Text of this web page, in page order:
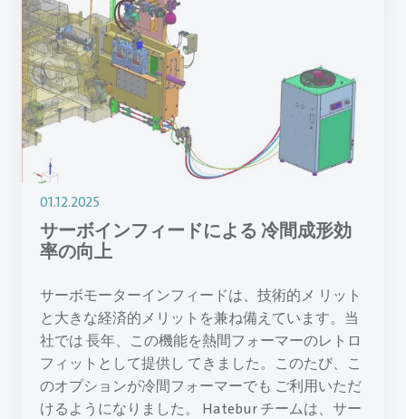
01.12.2025
サーボインフィードによる 冷間成形効
率の向上
サーボモーターインフィードは、技術的メ リット
と大きな経済的メリットを兼ね備えています。当
社では 長年、この機能を熱間フォーマーのレトロ
フィットとして提供し てきました。このたび、こ
のオプションが冷間フォーマーでも ご利用いただ
けるようになりました。 Hatebur チームは、サー